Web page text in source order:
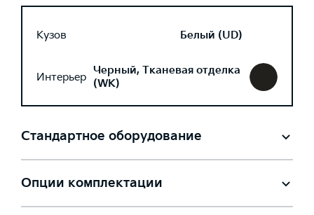
Кузов Белый (UD)
Интерьер Черный, Тканевая отделка
(WK)
Стандартное оборудование
Опции комплектации